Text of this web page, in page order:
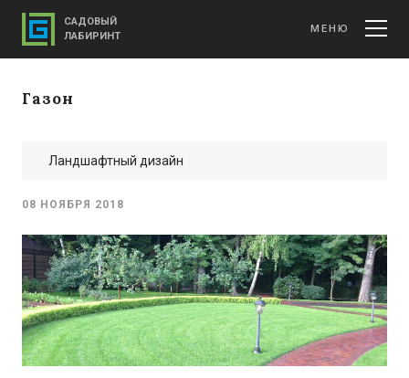
Газон
Ландшафтный дизайн
08 НОЯБРЯ 2018
САДОВЫЙ
ЛАБИРИНТ
МЕНЮ